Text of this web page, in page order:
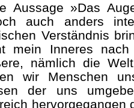
Aussage »Das
auch anders
Verständnis
mein Inneres
nämlich die
wir Menschen
der uns
hervorgegangen